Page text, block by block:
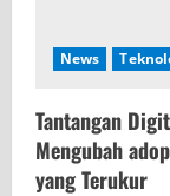
News
Tantangan
Mengubah
yang Terukur